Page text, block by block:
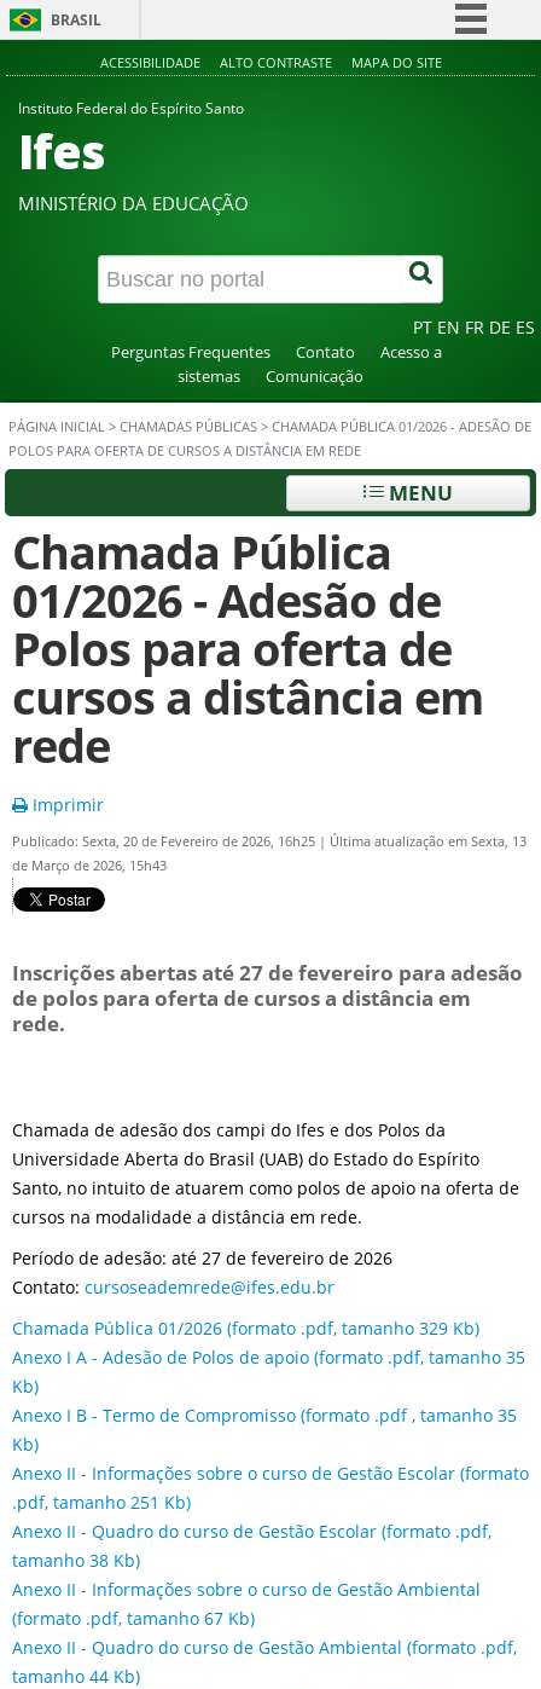
BRASIL
Simplifique!
Canais
ACESSIBILIDADE ALTO CONTRASTE MAPA DO SITE
Instituto Federal do Espírito Santo
Ifes
MINISTÉRIO DA EDUCAÇÃO
PT EN FR DE ES
Perguntas Frequentes Contato
Acesso a
sistemas
Comunicação
PÁGINA INICIAL > CHAMADAS PÚBLICAS > CHAMADA PÚBLICA 01/2026 - ADESÃO DE
POLOS PARA OFERTA DE CURSOS A DISTÂNCIA EM REDE
MENU
Chamada Pública
01/2026 - Adesão de
Polos para oferta de
cursos a distância em
rede
Imprimir
Publicado: Sexta, 20 de Fevereiro de 2026, 16h25 | Última atualização em Sexta, 13
de Março de 2026, 15h43
Inscrições abertas até 27 de fevereiro para adesão
de polos para oferta de cursos a distância em
rede.
Chamada de adesão dos campi do Ifes e dos Polos da
Universidade Aberta do Brasil (UAB) do Estado do Espírito
Santo, no intuito de atuarem como polos de apoio na oferta de
cursos na modalidade a distância em rede.
Período de adesão: até 27 de fevereiro de 2026
Contato: cursoseademrede@ifes.edu.br
Chamada Pública 01/2026 (formato .pdf, tamanho 329 Kb)
Anexo I A - Adesão de Polos de apoio (formato .pdf, tamanho 35
Kb)
Anexo I B - Termo de Compromisso (formato .pdf , tamanho 35
Kb)
Anexo II - Informações sobre o curso de Gestão Escolar (formato
.pdf, tamanho 251 Kb)
Anexo II - Quadro do curso de Gestão Escolar (formato .pdf,
tamanho 38 Kb)
Anexo II - Informações sobre o curso de Gestão Ambiental
(formato .pdf, tamanho 67 Kb)
Anexo II - Quadro do curso de Gestão Ambiental (formato .pdf,
tamanho 44 Kb)